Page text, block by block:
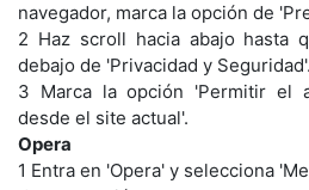
navegador, marca la opción de
2 Haz scroll hacia abajo hasta
debajo de 'Privacidad y Seguridad'.
3 Marca la opción 'Permitir el
desde el site actual'.
Opera
1 Entra en 'Opera' y selecciona